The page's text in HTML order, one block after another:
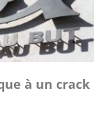
à un crack